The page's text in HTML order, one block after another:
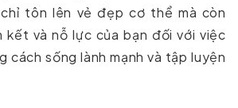
tôn lên vẻ đẹp cơ thể mà còn
kết và nỗ lực của bạn đối với việc
cách sống lành mạnh và tập luyện